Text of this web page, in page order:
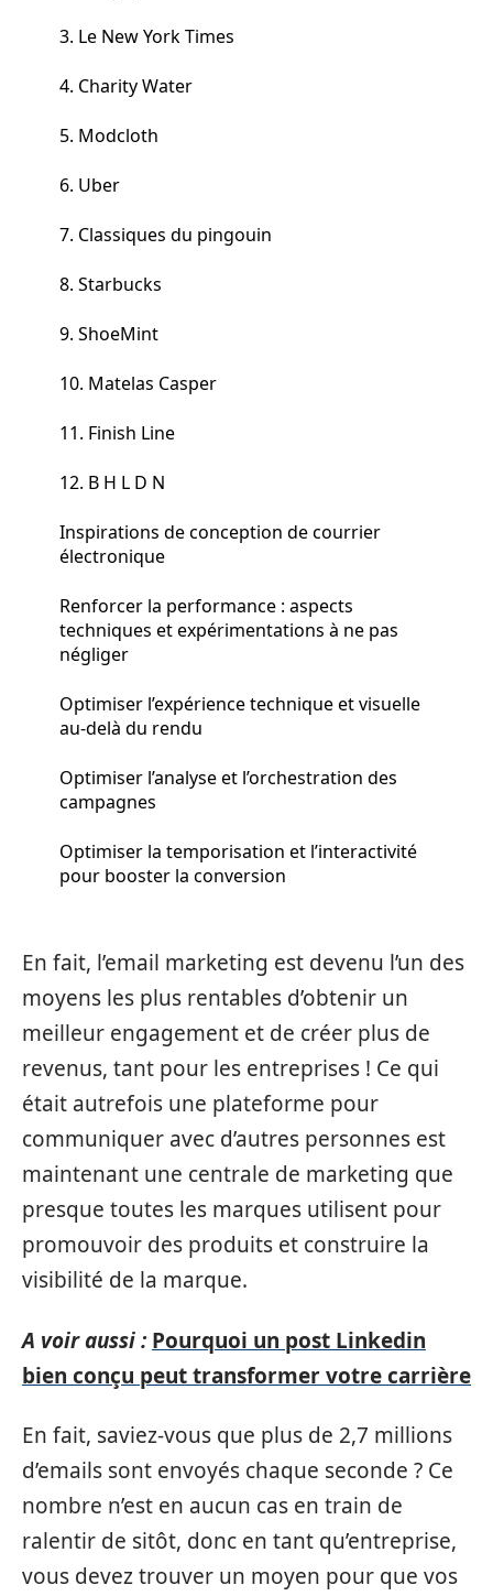
3. Le New York Times
4. Charity Water
5. Modcloth
6. Uber
7. Classiques du pingouin
8. Starbucks
9. ShoeMint
10. Matelas Casper
11. Finish Line
12. B H L D N
Inspirations de conception de courrier
électronique
Renforcer la performance : aspects
techniques et expérimentations à ne pas
négliger
Optimiser l’expérience technique et visuelle
au-delà du rendu
Optimiser l’analyse et l’orchestration des
campagnes
Optimiser la temporisation et l’interactivité
pour booster la conversion
En fait, l’email marketing est devenu l’un des
moyens les plus rentables d’obtenir un
meilleur engagement et de créer plus de
revenus, tant pour les entreprises ! Ce qui
était autrefois une plateforme pour
communiquer avec d’autres personnes est
maintenant une centrale de marketing que
presque toutes les marques utilisent pour
promouvoir des produits et construire la
visibilité de la marque.
A voir aussi : Pourquoi un post Linkedin
bien conçu peut transformer votre carrière
En fait, saviez-vous que plus de 2,7 millions
d’emails sont envoyés chaque seconde ? Ce
nombre n’est en aucun cas en train de
ralentir de sitôt, donc en tant qu’entreprise,
vous devez trouver un moyen pour que vos